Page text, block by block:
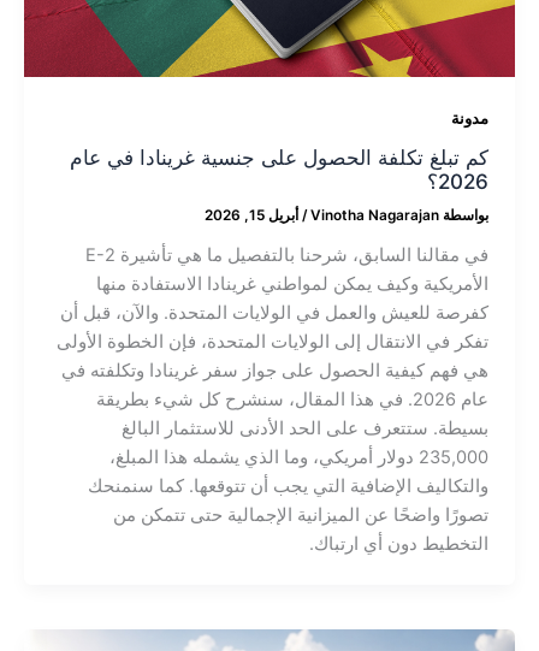
مدونة
كم تبلغ تكلفة الحصول على جنسية غرينادا في عام
2026؟
بواسطة Vinotha Nagarajan
/ أبريل 15, 2026
في مقالنا السابق، شرحنا بالتفصيل ما هي تأشيرة E-2
الأمريكية وكيف يمكن لمواطني غرينادا الاستفادة منها
كفرصة للعيش والعمل في الولايات المتحدة. والآن، قبل أن
تفكر في الانتقال إلى الولايات المتحدة، فإن الخطوة الأولى
هي فهم كيفية الحصول على جواز سفر غرينادا وتكلفته في
عام 2026. في هذا المقال، سنشرح كل شيء بطريقة
بسيطة. ستتعرف على الحد الأدنى للاستثمار البالغ
235,000 دولار أمريكي، وما الذي يشمله هذا المبلغ،
والتكاليف الإضافية التي يجب أن تتوقعها. كما سنمنحك
تصورًا واضحًا عن الميزانية الإجمالية حتى تتمكن من
التخطيط دون أي ارتباك.